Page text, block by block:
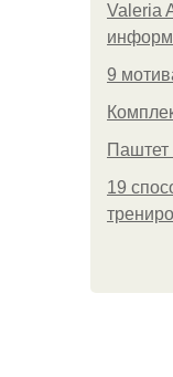
Valeria
9
Паштет
19